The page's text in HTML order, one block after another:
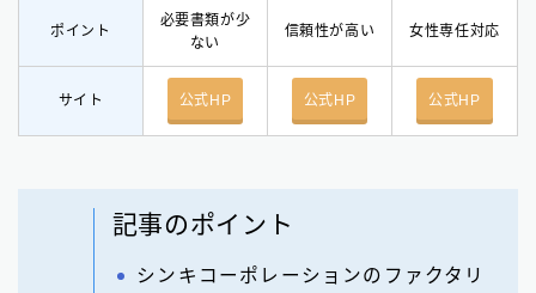
ポイント
必要書類が少
ない
信頼性が高い 女性専任対応
サイト 公式HP 公式HP 公式HP
記事のポイント
シンキコーポレーションのファクタリ